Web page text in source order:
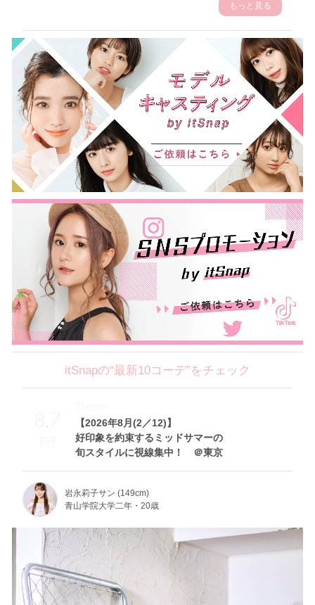
もっと見る
itSnapの“最新10コーデ”をチェック
8.7
Fri
【2026年8月(2／12)】
好印象を約束するミッドサマーの
旬スタイルに視線集中！ ＠東京
Theme
岩永莉子サン (149cm)
青山学院大学二年・20歳